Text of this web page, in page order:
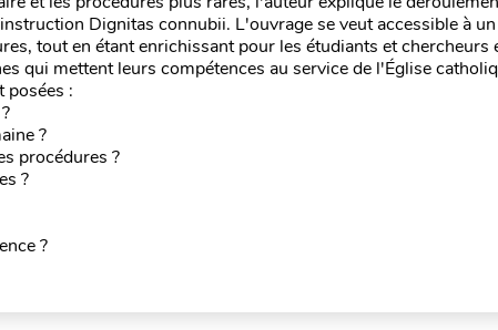
Dignitas connubii. L'ouvrage se veut accessible à
tout en étant enrichissant pour les étudiants et chercheurs
qui mettent leurs compétences au service de l'Église
posées :
?
procédures ?
?
?